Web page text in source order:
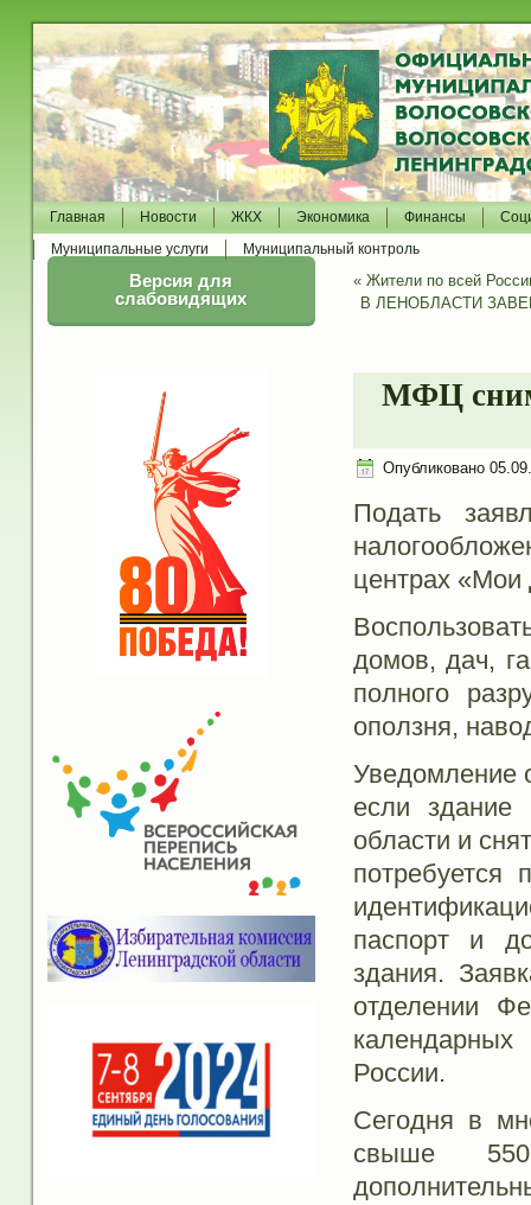
Главная Новости ЖКХ Экономика Финансы
Муниципальные услуги
Муниципальный контроль
Версия для
слабовидящих
« Жители по всей
В ЛЕНОБЛАСТИ
МФЦ
Опубликовано
Подать
центрах
домов, дач,
полного
оползня,
Уведомление
если здание
области и
паспорт и
здания.
отделении
России.
Сегодня в
свыше 550